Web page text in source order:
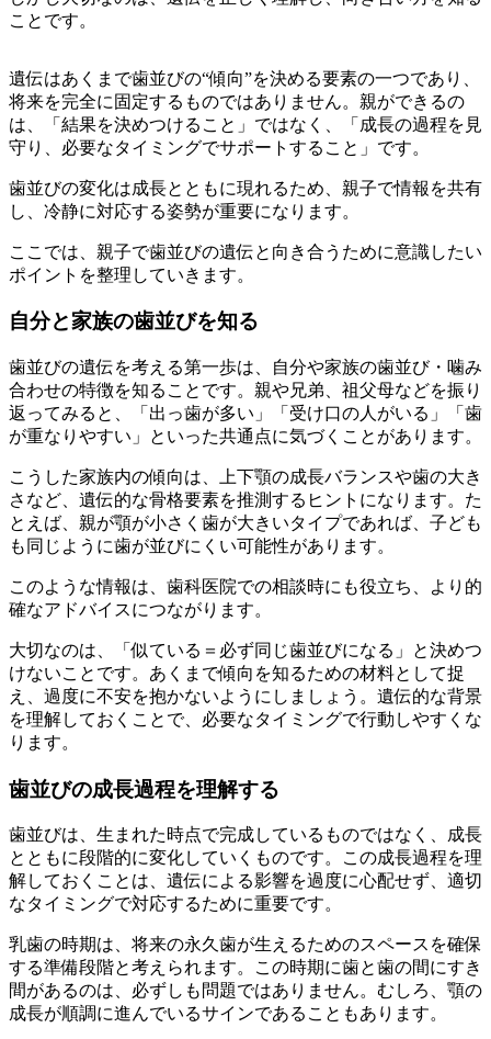
ことです。
遺伝はあくまで歯並びの“傾向”を決める要素の一つであり、
将来を完全に固定するものではありません。親ができるの
は、「結果を決めつけること」ではなく、「成長の過程を見
守り、必要なタイミングでサポートすること」です。
歯並びの変化は成長とともに現れるため、親子で情報を共有
し、冷静に対応する姿勢が重要になります。
ここでは、親子で歯並びの遺伝と向き合うために意識したい
ポイントを整理していきます。
自分と家族の歯並びを知る
歯並びの遺伝を考える第一歩は、自分や家族の歯並び・噛み
合わせの特徴を知ることです。親や兄弟、祖父母などを振り
返ってみると、「出っ歯が多い」「受け口の人がいる」「歯
が重なりやすい」といった共通点に気づくことがあります。
こうした家族内の傾向は、上下顎の成長バランスや歯の大き
さなど、遺伝的な骨格要素を推測するヒントになります。た
とえば、親が顎が小さく歯が大きいタイプであれば、子ども
も同じように歯が並びにくい可能性があります。
このような情報は、歯科医院での相談時にも役立ち、より的
確なアドバイスにつながります。
大切なのは、「似ている＝必ず同じ歯並びになる」と決めつ
けないことです。あくまで傾向を知るための材料として捉
え、過度に不安を抱かないようにしましょう。遺伝的な背景
を理解しておくことで、必要なタイミングで行動しやすくな
ります。
歯並びの成長過程を理解する
歯並びは、生まれた時点で完成しているものではなく、成長
とともに段階的に変化していくものです。この成長過程を理
解しておくことは、遺伝による影響を過度に心配せず、適切
なタイミングで対応するために重要です。
乳歯の時期は、将来の永久歯が生えるためのスペースを確保
する準備段階と考えられます。この時期に歯と歯の間にすき
間があるのは、必ずしも問題ではありません。むしろ、顎の
成長が順調に進んでいるサインであることもあります。